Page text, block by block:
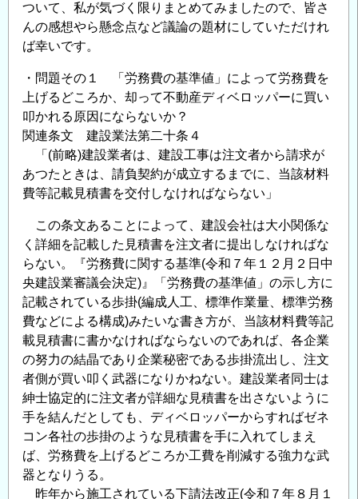
ついて、私が気づく限りまとめてみましたので、皆さ
んの感想やら懸念点など議論の題材にしていただけれ
ば幸いです。
・問題その１ 「労務費の基準値」によって労務費を
上げるどころか、却って不動産ディベロッパーに買い
叩かれる原因にならないか？
関連条文 建設業法第二十条４
「(前略)建設業者は、建設工事は注文者から請求が
あつたときは、請負契約が成立するまでに、当該材料
費等記載見積書を交付しなければならない」
この条文あることによって、建設会社は大小関係な
く詳細を記載した見積書を注文者に提出しなければな
らない。『労務費に関する基準(令和７年１２月２日中
央建設業審議会決定)』「労務費の基準値」の示し方に
記載されている歩掛(編成人工、標準作業量、標準労務
費などによる構成)みたいな書き方が、当該材料費等記
載見積書に書かなければならないのであれば、各企業
の努力の結晶であり企業秘密である歩掛流出し、注文
者側が買い叩く武器になりかねない。建設業者同士は
紳士協定的に注文者が詳細な見積書を出さないように
手を結んだとしても、ディベロッパーからすればゼネ
コン各社の歩掛のような見積書を手に入れてしまえ
ば、労務費を上げるどころか工費を削減する強力な武
器となりうる。
昨年から施工されている下請法改正(令和７年８月１